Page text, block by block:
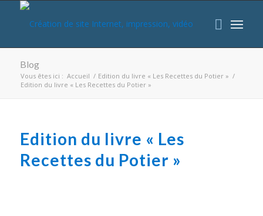
Blog
Vous êtes ici : Accueil / Edition du livre « Les Recettes du Potier » /
Edition du livre « Les Recettes du Potier »
Edition du livre « Les
Recettes du Potier »